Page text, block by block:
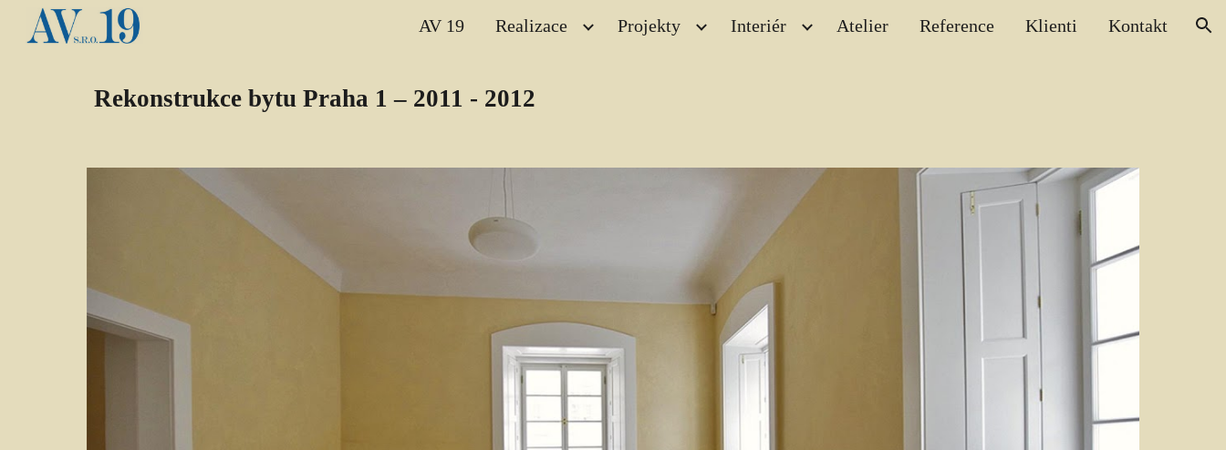
Skip to main content Skip to navigation
AV 19 Realizace Projekty Interiér Atelier Reference Klienti Kontakt
Rekonstrukce bytu Praha 1 – 2011 - 2012